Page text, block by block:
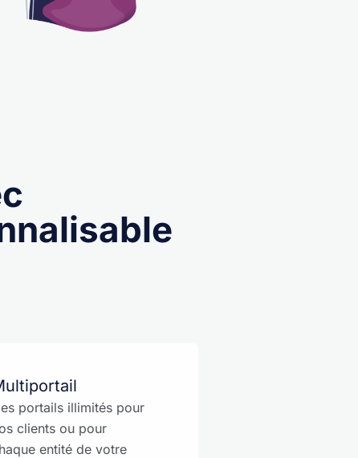
portails illimités pour
clients ou pour
entité de votre